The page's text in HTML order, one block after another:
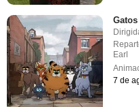
Earl
7 de